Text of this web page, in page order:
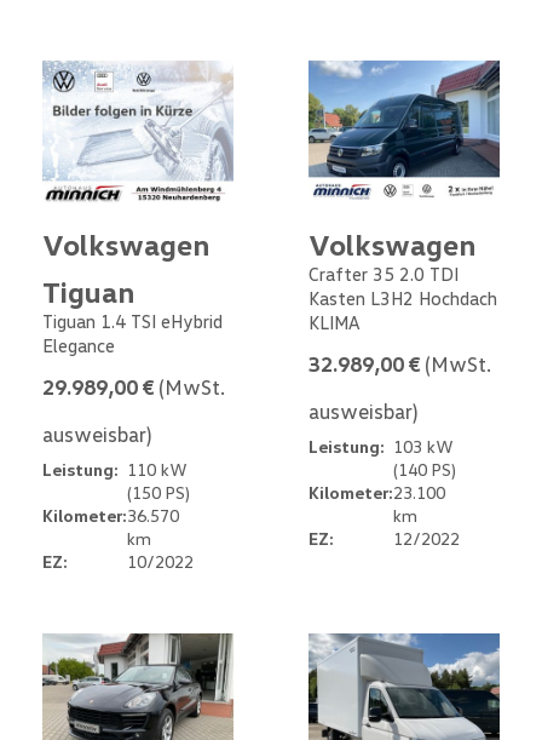
Volkswagen
Tiguan
Tiguan 1.4 TSI eHybrid
Elegance
29.989,00 € (MwSt.
ausweisbar)
Leistung: 110 kW
(150 PS)
Kilometer:36.570
km
EZ:
10/2022
Volkswagen
Crafter 35 2.0 TDI
Kasten L3H2 Hochdach
KLIMA
32.989,00 € (MwSt.
ausweisbar)
Leistung: 103 kW
(140 PS)
Kilometer:23.100
km
EZ:
12/2022